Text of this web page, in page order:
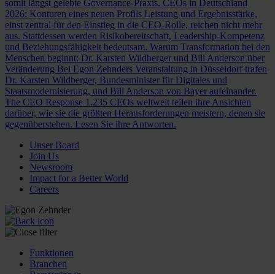
somit längst gelebte Governance-Praxis. CEOs in Deutschland
2026: Konturen eines neuen Profils Leistung und Ergebnisstärke,
einst zentral für den Einstieg in die CEO-Rolle, reichen nicht mehr
aus. Stattdessen werden Risikobereitschaft, Leadership-Kompetenz
und Beziehungsfähigkeit bedeutsam. Warum Transformation bei den
Menschen beginnt: Dr. Karsten Wildberger und Bill Anderson über
Veränderung Bei Egon Zehnders Veranstaltung in Düsseldorf trafen
Dr. Karsten Wildberger, Bundesminister für Digitales und
Staatsmodernisierung, und Bill Anderson von Bayer aufeinander.
The CEO Response 1.235 CEOs weltweit teilen ihre Ansichten
darüber, wie sie die größten Herausforderungen meistern, denen sie
gegenüberstehen. Lesen Sie ihre Antworten.
Unser Board
Join Us
Newsroom
Impact for a Better World
Careers
Funktionen
Branchen